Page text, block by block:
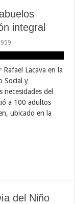
integral
Lacava en la
Social y
necesidades del
a 100 adultos
ubicado en la
del Niño